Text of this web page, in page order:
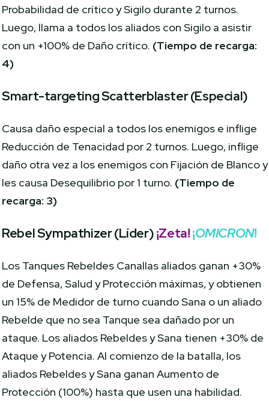
Probabilidad de crítico y Sigilo durante 2 turnos.
Luego, llama a todos los aliados con Sigilo a asistir
con un +100% de Daño crítico. (Tiempo de recarga:
4)
Smart-targeting Scatterblaster (Especial)
Causa daño especial a todos los enemigos e inflige
Reducción de Tenacidad por 2 turnos. Luego, inflige
daño otra vez a los enemigos con Fijación de Blanco y
les causa Desequilibrio por 1 turno. (Tiempo de
recarga: 3)
Rebel Sympathizer (Líder)¡Zeta!¡OMICRON!
Los Tanques Rebeldes Canallas aliados ganan +30%
de Defensa, Salud y Protección máximas, y ​​obtienen
un 15% de Medidor de turno cuando Sana o un aliado
Rebelde que no sea Tanque sea dañado por un
ataque. Los aliados Rebeldes y Sana tienen +30% de
Ataque y Potencia. Al comienzo de la batalla, los
aliados Rebeldes y Sana ganan Aumento de
Protección (100%) hasta que usen una habilidad.